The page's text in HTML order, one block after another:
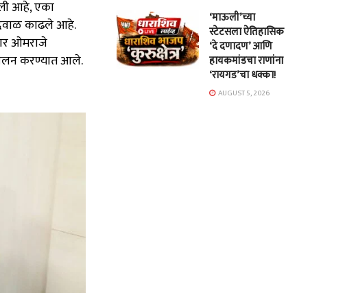
आहे, एका
काढले आहे.
ओमराजे
करण्यात आले.
‘माऊली’च्या
स्टेटसला ऐतिहासिक
‘दे दणादण’ आणि
हायकमांडचा राणांना
‘रायगड’चा धक्का!
AUGUST 5, 2026